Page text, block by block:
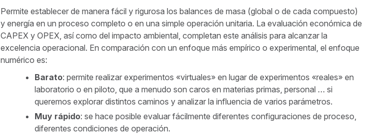
Permite establecer de manera fácil y rigurosa los balances de masa (global o de cada compuesto)
y energía en un proceso completo o en una simple operación unitaria. La evaluación económica de
CAPEX y OPEX, así como del impacto ambiental, completan este análisis para alcanzar la
excelencia operacional. En comparación con un enfoque más empírico o experimental, el enfoque
numérico es:
Barato: permite realizar experimentos «virtuales» en lugar de experimentos «reales» en
laboratorio o en piloto, que a menudo son caros en materias primas, personal … si
queremos explorar distintos caminos y analizar la influencia de varios parámetros.
Muy rápido: se hace posible evaluar fácilmente diferentes configuraciones de proceso,
diferentes condiciones de operación.